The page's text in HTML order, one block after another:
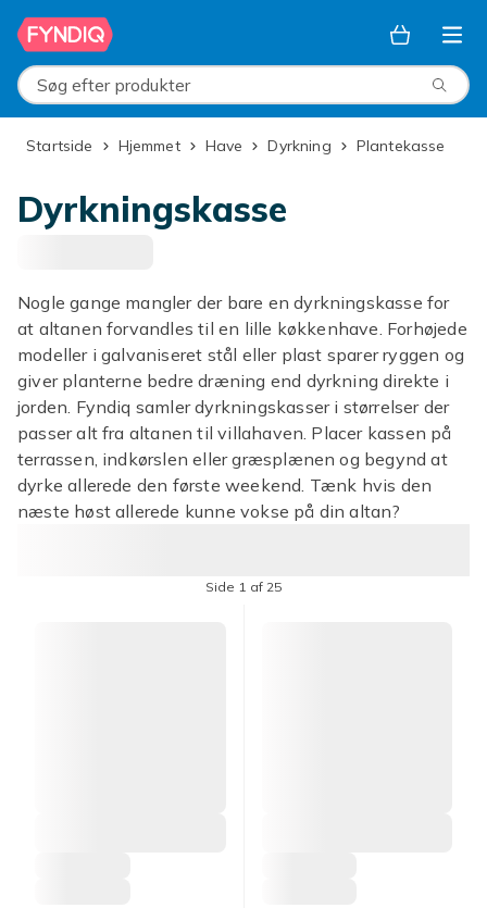
Spring til hovedindhold
Søg efter produkter
Startside Hjemmet Have Dyrkning Plantekasse
Dyrkningskasse
Nogle gange mangler der bare en dyrkningskasse for
at altanen forvandles til en lille køkkenhave. Forhøjede
modeller i galvaniseret stål eller plast sparer ryggen og
giver planterne bedre dræning end dyrkning direkte i
jorden. Fyndiq samler dyrkningskasser i størrelser der
passer alt fra altanen til villahaven. Placer kassen på
terrassen, indkørslen eller græsplænen og begynd at
dyrke allerede den første weekend. Tænk hvis den
næste høst allerede kunne vokse på din altan?
Side 1 af 25